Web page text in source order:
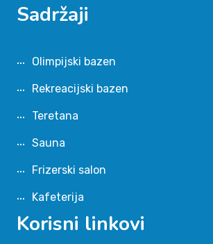
Sadržaji
Olimpijski bazen
Rekreacijski bazen
Teretana
Sauna
Frizerski salon
Kafeterija
Korisni linkovi